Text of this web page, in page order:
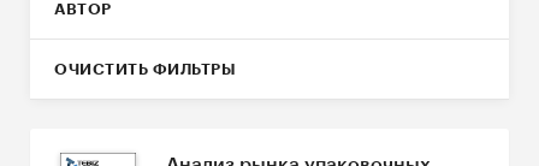
АВТОР
ОЧИСТИТЬ ФИЛЬТРЫ